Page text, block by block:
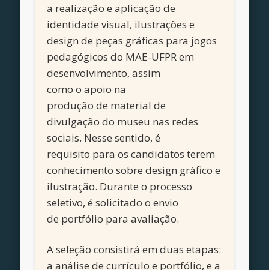
a realização e aplicação de
identidade visual, ilustrações e
design de peças gráficas para jogos
pedagógicos do MAE-UFPR em
desenvolvimento, assim
comoo apoio na
produçãode material de
divulgação do museu nas redes
sociais. Nesse sentido, é
requisito paraos candidatos terem
conhecimentosobre design gráfico e
ilustração. Durante o processo
seletivo, é solicitado o envio
de portfólio para avaliação.
A seleção consistirá em duas etapas:
a análise de currículo e portfólio, e a